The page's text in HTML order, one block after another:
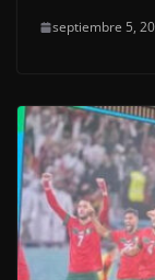
septiembre 5,